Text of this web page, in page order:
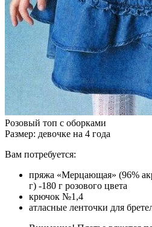
Розовый топ с оборками
Размер: девочке на 4 года
Вам потребуется:
пряжа «Мерцающая» (96%
г) -180 г розового цвета
крючок №1,4
атласные ленточки для